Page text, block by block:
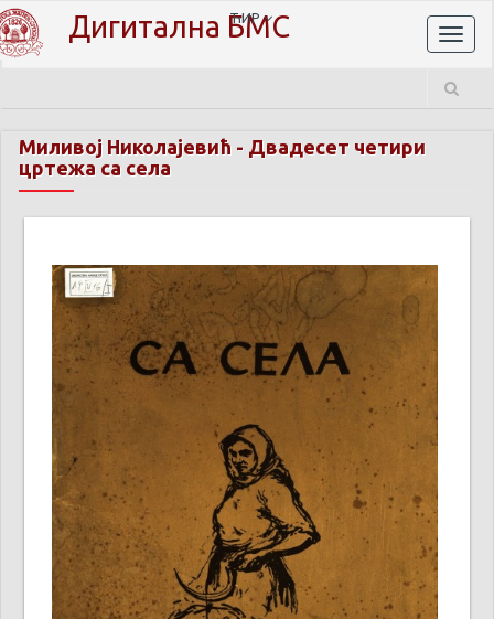
Дигитална БМС
ЋИР
Миливој Николајевић - Двадесет четири
цртежа са села